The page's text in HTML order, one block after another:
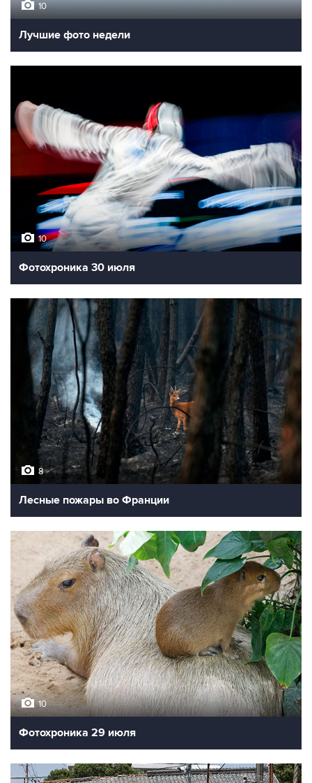
10
Лучшие фото недели
10
Фотохроника 30 июля
8
Лесные пожары во Франции
10
Фотохроника 29 июля